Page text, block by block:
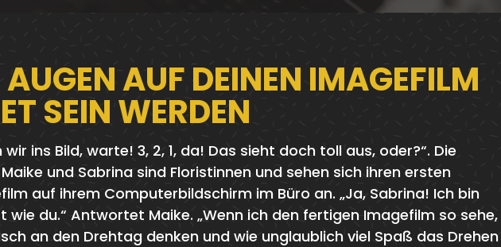
AUGEN AUF DEINEN IMAGEFILM
SEIN WERDEN
ins Bild, warte! 3, 2, 1, da! Das sieht doch toll aus, oder?“. Die
und Sabrina sind Floristinnen und sehen sich ihren ersten
auf ihrem Computerbildschirm im Büro an. „Ja, Sabrina! Ich bin
wie du.“ Antwortet Maike. „Wenn ich den fertigen Imagefilm so sehe,
an den Drehtag denken und wie unglaublich viel Spaß das Drehen